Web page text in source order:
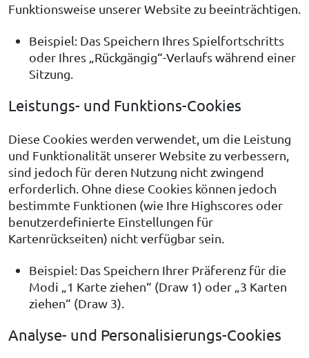
Funktionsweise unserer Website zu beeinträchtigen.
Beispiel: Das Speichern Ihres Spielfortschritts
oder Ihres „Rückgängig“-Verlaufs während einer
Sitzung.
Leistungs- und Funktions-Cookies
Diese Cookies werden verwendet, um die Leistung
und Funktionalität unserer Website zu verbessern,
sind jedoch für deren Nutzung nicht zwingend
erforderlich. Ohne diese Cookies können jedoch
bestimmte Funktionen (wie Ihre Highscores oder
benutzerdefinierte Einstellungen für
Kartenrückseiten) nicht verfügbar sein.
Beispiel: Das Speichern Ihrer Präferenz für die
Modi „1 Karte ziehen“ (Draw 1) oder „3 Karten
ziehen“ (Draw 3).
Analyse- und Personalisierungs-Cookies